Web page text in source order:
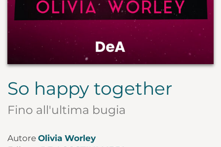
So happy together
Fino all'ultima bugia
Autore Olivia Worley